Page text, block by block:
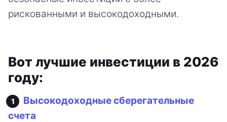
рискованными и высокодоходными.
Вот лучшие инвестиции в 2026
году:
Высокодоходные сберегательные
счета